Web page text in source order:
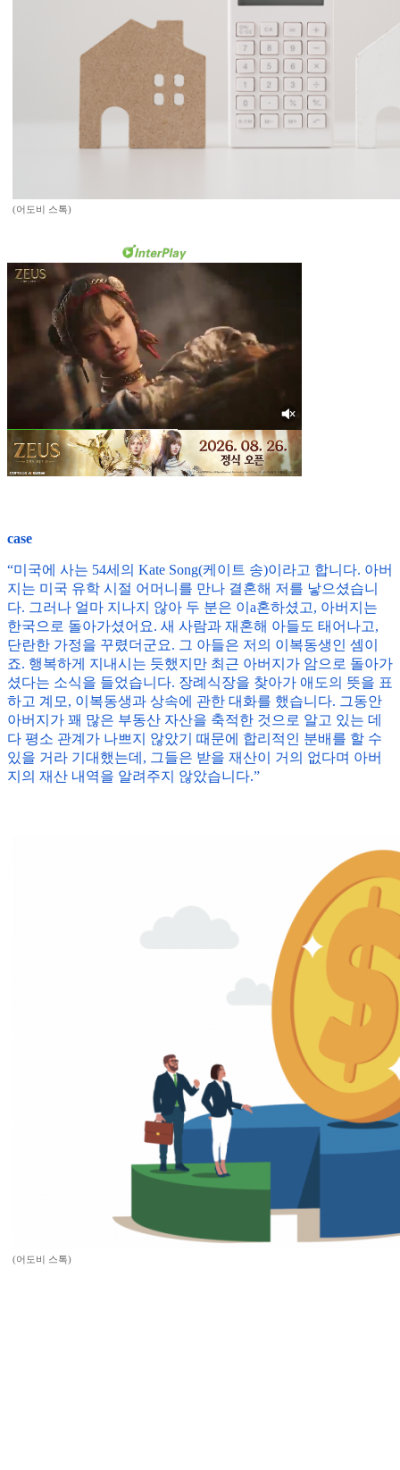
(어도비 스톡)
case
“미국에 사는 54세의 Kate Song(케이트 송)이라고 합니다. 아버
지는 미국 유학 시절 어머니를 만나 결혼해 저를 낳으셨습니
다. 그러나 얼마 지나지 않아 두 분은 이a혼하셨고, 아버지는
한국으로 돌아가셨어요. 새 사람과 재혼해 아들도 태어나고,
단란한 가정을 꾸렸더군요. 그 아들은 저의 이복동생인 셈이
죠. 행복하게 지내시는 듯했지만 최근 아버지가 암으로 돌아가
셨다는 소식을 들었습니다. 장례식장을 찾아가 애도의 뜻을 표
하고 계모, 이복동생과 상속에 관한 대화를 했습니다. 그동안
아버지가 꽤 많은 부동산 자산을 축적한 것으로 알고 있는 데
다 평소 관계가 나쁘지 않았기 때문에 합리적인 분배를 할 수
있을 거라 기대했는데, 그들은 받을 재산이 거의 없다며 아버
지의 재산 내역을 알려주지 않았습니다.”
(어도비 스톡)